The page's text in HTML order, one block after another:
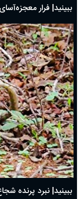
ببینید| فرار
ببینید| نبرد پرنده